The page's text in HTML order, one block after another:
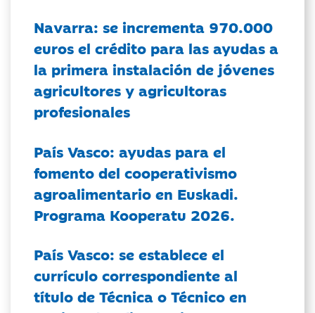
Navarra: se incrementa 970.000
euros el crédito para las ayudas a
la primera instalación de jóvenes
agricultores y agricultoras
profesionales
País Vasco: ayudas para el
fomento del cooperativismo
agroalimentario en Euskadi.
Programa Kooperatu 2026.
País Vasco: se establece el
currículo correspondiente al
título de Técnica o Técnico en